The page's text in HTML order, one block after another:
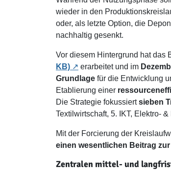
wieder in den
oder, als letzte Option, die
nachhaltig gesenkt.
Vor diesem Hintergrund hat das
KB)
erarbeitet und im
Grundlage für die Entwicklung
Etablierung einer
Die Strategie fokussiertsieben
Textilwirtschaft, 5. IKT, Elektro-
Mit der Forcierung der
einen wesentlichen Beitrag
Zentralen mittel- und